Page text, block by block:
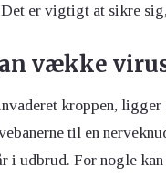
er vigtigt at sikre
vække
kroppen,
til en
i udbrud. For nogle